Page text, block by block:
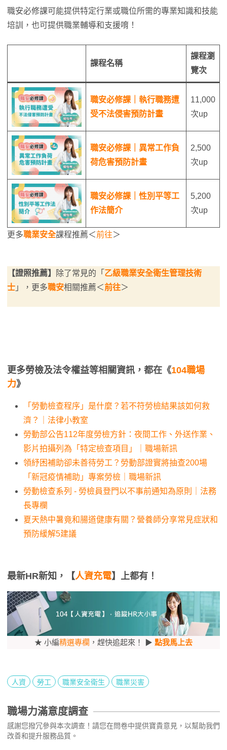
職安必修課可能提供特定行業或職位所需的專業知識和技能
培訓，也可提供職業輔導和支援唷！
課程名稱
課程瀏
覽次
職安必修課｜執行職務遭
受不法侵害預防計畫
11,000
次up
職安必修課｜異常工作負
荷危害預防計畫
2,500
次up
職安必修課｜性別平等工
作法簡介
5,200
次up
更多職業安全課程推薦＜前往＞
【證照推薦】 除了常見的「 乙級職業安全衛生管理技術
士 」，更多職安相關推薦＜前往＞
更多勞檢及法令權益等相關資訊，都在《104職場
力》
「勞動檢查程序」是什麼？若不符勞檢結果該如何救
濟？｜法律小教室
勞動部公告112年度勞檢方針：夜間工作、外送作業、
影片拍攝列為「特定檢查項目」｜職場新訊
領紓困補助卻未善待勞工？勞動部證實將抽查200場
「新冠疫情補助」專案勞檢｜職場新訊
勞動檢查系列 - 勞檢員登門以不事前通知為原則｜法務
長專欄
夏天熱中暑竟和腸道健康有關？營養師分享常見症狀和
預防緩解5建議
最新HR新知，【人資充電】上都有！
★ 小編精選專欄 ，趕快追起來！ ▶ 點我馬上去
人資 勞工 職業安全衛生 職業災害
職場力滿意度調查
感謝您撥冗參與本次調查！請您在問卷中提供寶貴意見，以幫助我們
改善和提升服務品質。